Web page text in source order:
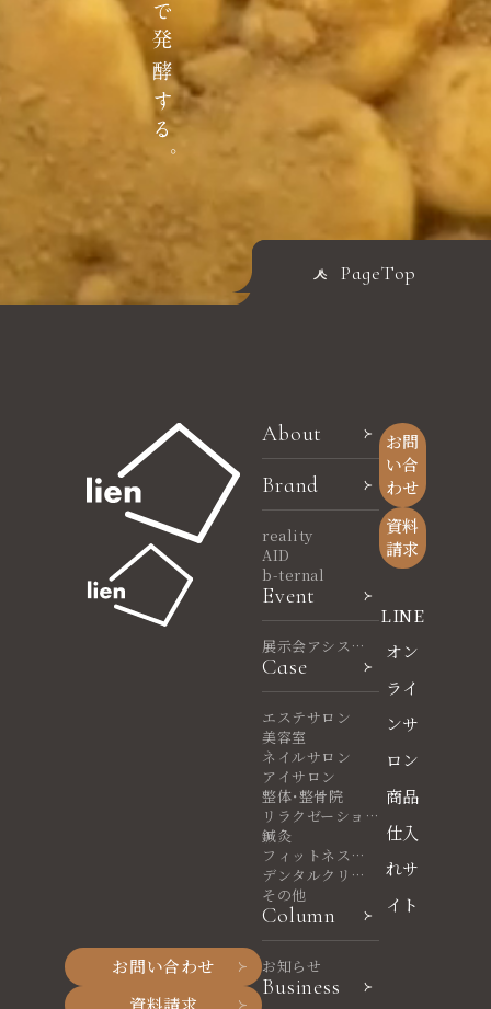
PageTop
お問い合わせ
資料請求
About
Brand
reality
AID
b-ternal
Event
展示会アシスタ
ント
Case
エステサロン
美容室
ネイルサロン
アイサロン
整体・整骨院
リラクゼーショ
ンサロン
鍼灸
フィットネスヨ
ガ
デンタルクリニ
ック
その他
Column
お知らせ
Business
お問
い合
わせ
資料
請求
LINE
オン
ライ
ンサ
ロン
商品
仕入
れサ
イト